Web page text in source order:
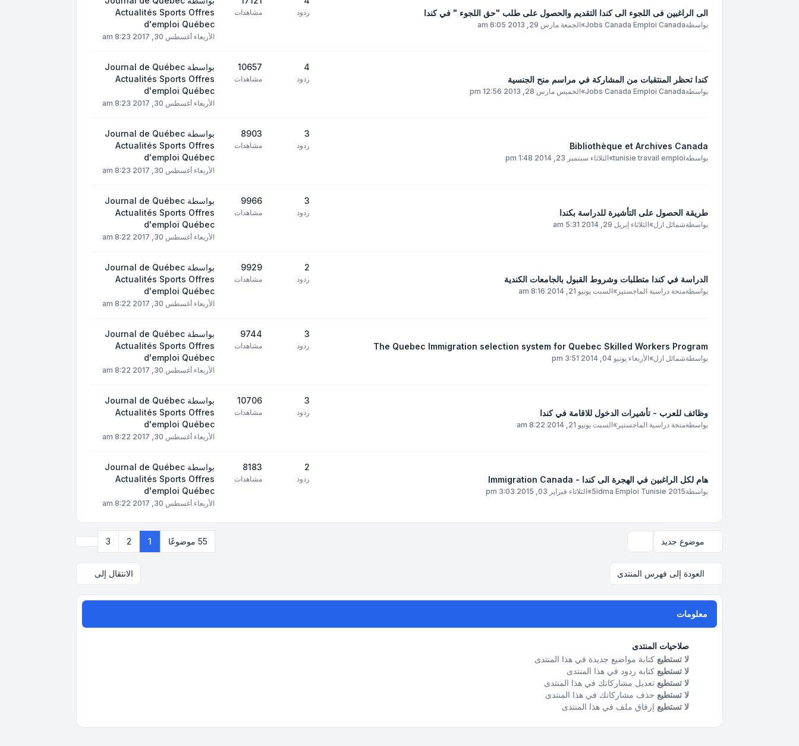
الى الراغبين فى اللجوء الى كندا التقديم والحصول على طلب "حق اللجوء " في كندا
بواسطةJobs Canada Emploi Canada
»الجمعة مارس 29, 2013 6:05 am
ردود مشاهدات
Actualités Sports Offres
d'emploi Québec
الأربعاء أغسطس 30, 2017 8:23 am
كندا تحظر المنتقبات من المشاركة في مراسم منح الجنسية
بواسطةJobs Canada Emploi Canada
»الخميس مارس 28, 2013 12:56 pm
4
ردود
10657
مشاهدات
بواسطة Journal de Québec
Actualités Sports Offres
d'emploi Québec
الأربعاء أغسطس 30, 2017 8:23 am
Bibliothèque et Archives Canada
بواسطةtunisie travail emploi
»الثلاثاء سبتمبر 23, 2014 1:48 pm
3
ردود
8903
مشاهدات
بواسطة Journal de Québec
Actualités Sports Offres
d'emploi Québec
الأربعاء أغسطس 30, 2017 8:23 am
طريقة الحصول على التأشيرة للدراسة بكندا
بواسطةشمائل ازل»الثلاثاء إبريل 29, 2014 5:31 am
3
ردود
9966
مشاهدات
بواسطة Journal de Québec
Actualités Sports Offres
d'emploi Québec
الأربعاء أغسطس 30, 2017 8:22 am
الدراسة في كندا متطلبات وشروط القبول بالجامعات الكندية
بواسطةمنحة دراسية الماجستير »السبت يونيو 21, 2014 8:16 am
2
ردود
9929
مشاهدات
بواسطة Journal de Québec
Actualités Sports Offres
d'emploi Québec
الأربعاء أغسطس 30, 2017 8:22 am
The Quebec Immigration selection system for Quebec Skilled Workers Program
بواسطةشمائل ازل»الأربعاء يونيو 04, 2014 3:51 pm
3
ردود
9744
مشاهدات
بواسطة Journal de Québec
Actualités Sports Offres
d'emploi Québec
الأربعاء أغسطس 30, 2017 8:22 am
وظائف للعرب - تأشيرات الدخول للاقامة في كندا
بواسطةمنحة دراسية الماجستير »السبت يونيو 21, 2014 8:22 am
3
ردود
10706
مشاهدات
بواسطة Journal de Québec
Actualités Sports Offres
d'emploi Québec
الأربعاء أغسطس 30, 2017 8:22 am
هام لكل الراغبين في الهجرة الى كندا - Immigration Canada
بواسطة5idma Emploi Tunisie 2015
»الثلاثاء فبراير 03, 2015 3:03 pm
2
ردود
8183
مشاهدات
بواسطة Journal de Québec
Actualités Sports Offres
d'emploi Québec
الأربعاء أغسطس 30, 2017 8:22 am
موضوع جديد 55 موضوعًا 1
2
3
العودة إلى فهرس المنتدى الانتقال إلى
معلومات
صلاحيات المنتدى
لا تستطيع كتابة مواضيع جديدة في هذا المنتدى
لا تستطيع كتابة ردود في هذا المنتدى
لا تستطيع تعديل مشاركاتك في هذا المنتدى
لا تستطيع حذف مشاركاتك في هذا المنتدى
لا تستطيع إرفاق ملف في هذا المنتدى